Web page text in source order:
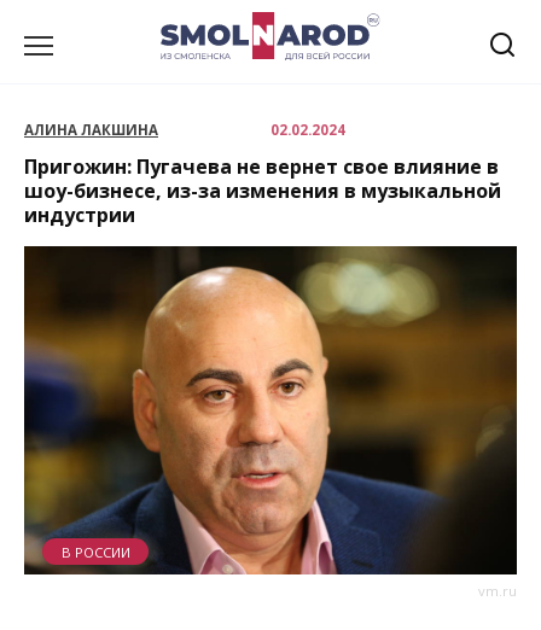
АЛИНА ЛАКШИНА 02.02.2024
Пригожин: Пугачева не вернет свое влияние в
шоу-бизнесе, из-за изменения в музыкальной
индустрии
vm.ru
В РОССИИ